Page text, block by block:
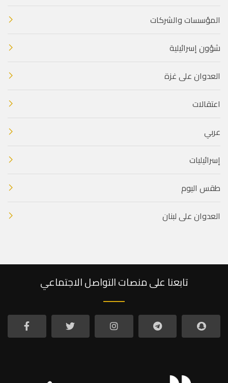
المؤسسات والشركات
شؤون إسرائيلية
العدوان على غزة
اعتقالات
عربي
إسرائيليات
طقس اليوم
العدوان على لبنان
تابعنا على منصات التواصل الاجتماعي